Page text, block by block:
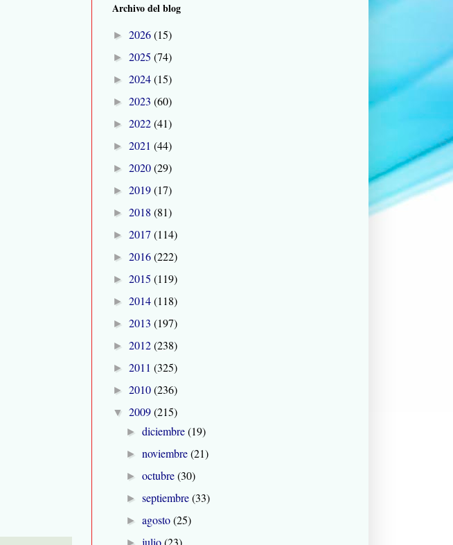
Archivo del blog
► 2026(15)
► 2025 (74)
► 2024(15)
► 2023 (60)
► 2022(41)
► 2021 (44)
► 2020(29)
► 2019(17)
► 2018 (81)
► 2017 (114)
► 2016(222)
► 2015 (119)
► 2014(118)
► 2013 (197)
► 2012(238)
► 2011 (325)
► 2010(236)
▼ 2009(215)
►diciembre(19)
►noviembre(21)
►octubre(30)
►septiembre(33)
►agosto(25)
►julio(23)